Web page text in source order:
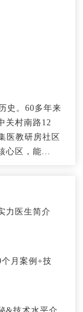
史。60多年来
关村南路12
医教研房社区
心区，能...
力医生简介
月案例+技